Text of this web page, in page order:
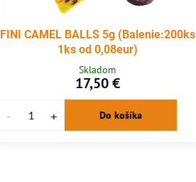
FINI CAMEL BALLS 5g (Balenie:200ks
1ks od 0,08eur)
Skladom
17,50 €
Do košíka